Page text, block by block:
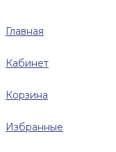
Главная
Кабинет
Корзина
Избранные